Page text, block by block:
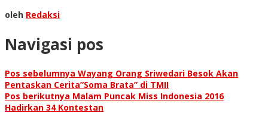
oleh Redaksi
Navigasi pos
Pos sebelumnya Wayang Orang Sriwedari Besok Akan
Pentaskan Cerita”Soma Brata” di TMII
Pos berikutnya Malam Puncak Miss Indonesia 2016
Hadirkan 34 Kontestan